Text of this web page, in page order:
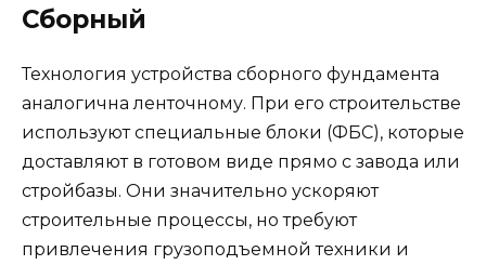
Сборный
Технология устройства сборного фундамента
аналогична ленточному. При его строительстве
используют специальные блоки (ФБС), которые
доставляют в готовом виде прямо с завода или
стройбазы. Они значительно ускоряют
строительные процессы, но требуют
привлечения грузоподъемной техники и